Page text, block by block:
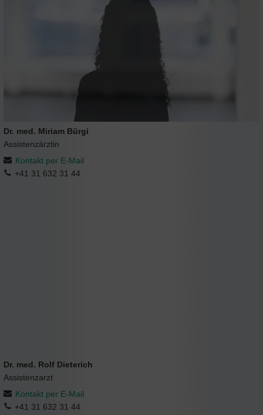
Dr. med. Miriam Bürgi
Assistenzärztin
Kontakt per E-Mail
+41 31 632 31 44
Dr. med. Rolf Dieterich
Assistenzarzt
Kontakt per E-Mail
+41 31 632 31 44